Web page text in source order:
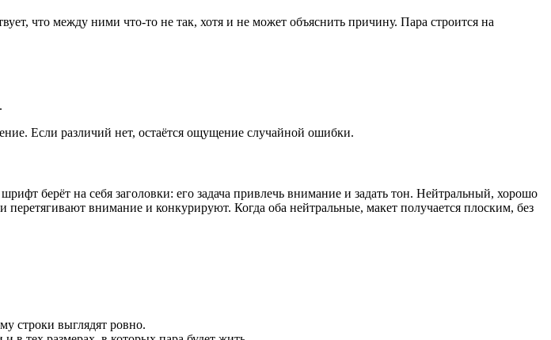
что между ними что-то не так, хотя и не может объяснить причину. Пара строится на
Если различий нет, остаётся ощущение случайной ошибки.
берёт на себя заголовки: его задача привлечь внимание и задать тон. Нейтральный, хорошо
внимание и конкурируют. Когда оба нейтральные, макет получается плоским, без
строки выглядят ровно.